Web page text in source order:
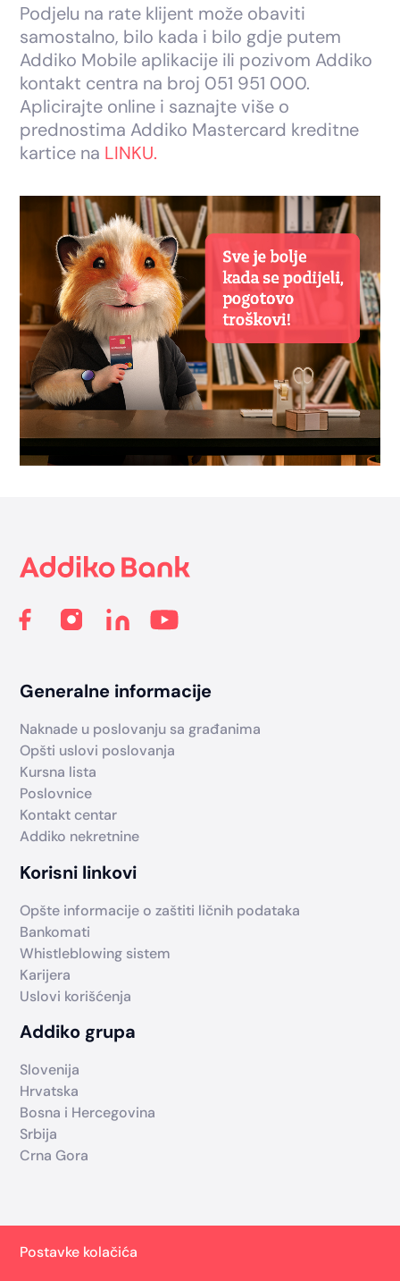
Podjelu na rate klijent može obaviti
samostalno, bilo kada i bilo gdje putem
Addiko Mobile aplikacije ili pozivom Addiko
kontakt centra na broj 051 951 000.
Aplicirajte online i saznajte više o
prednostima Addiko Mastercard kreditne
kartice na LINKU.
Generalne informacije
Naknade u poslovanju sa građanima
Opšti uslovi poslovanja
Kursna lista
Poslovnice
Kontakt centar
Addiko nekretnine
Korisni linkovi
Opšte informacije o zaštiti ličnih podataka
Bankomati
Whistleblowing sistem
Karijera
Uslovi korišćenja
Addiko grupa
Slovenija
Hrvatska
Bosna i Hercegovina
Srbija
Crna Gora
Postavke kolačića